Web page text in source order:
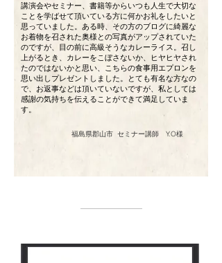
福島県郡山市 セミナー講師 Y.O様
講演会やセミナー、書籍等からいつも人生で大切な
ことを学ばせて頂いている方に何かお礼をしたいと
思っていました。ある時、その方のブログに綺麗な
お着物を召された奥様との写真がアップされていた
のですが、目の前に高級そうなカレーライス。召し
上がるとき、カレーをこぼさないか、ヒヤヒヤされ
たのではないかと思い、こちらの食事用エプロンを
思い出しプレゼントしました。とても有名な方なの
で、お返事などは頂いていないですが、私としては
感謝の気持ちを伝えることができて満足していま
す。